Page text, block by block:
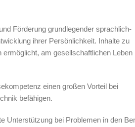
Förderung grundlegender sprachlich-
ihrer Persönlichkeit. Inhalte zu
am gesellschaftlichen Leben
einen großen Vorteil bei
befähigen.
Unterstützung bei Problemen in den